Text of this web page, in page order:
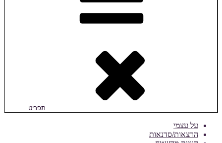
תפריט
על עצמי
הרצאות/סדנאות